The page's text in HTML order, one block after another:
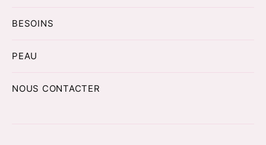
BESOINS
PEAU
NOUS CONTACTER